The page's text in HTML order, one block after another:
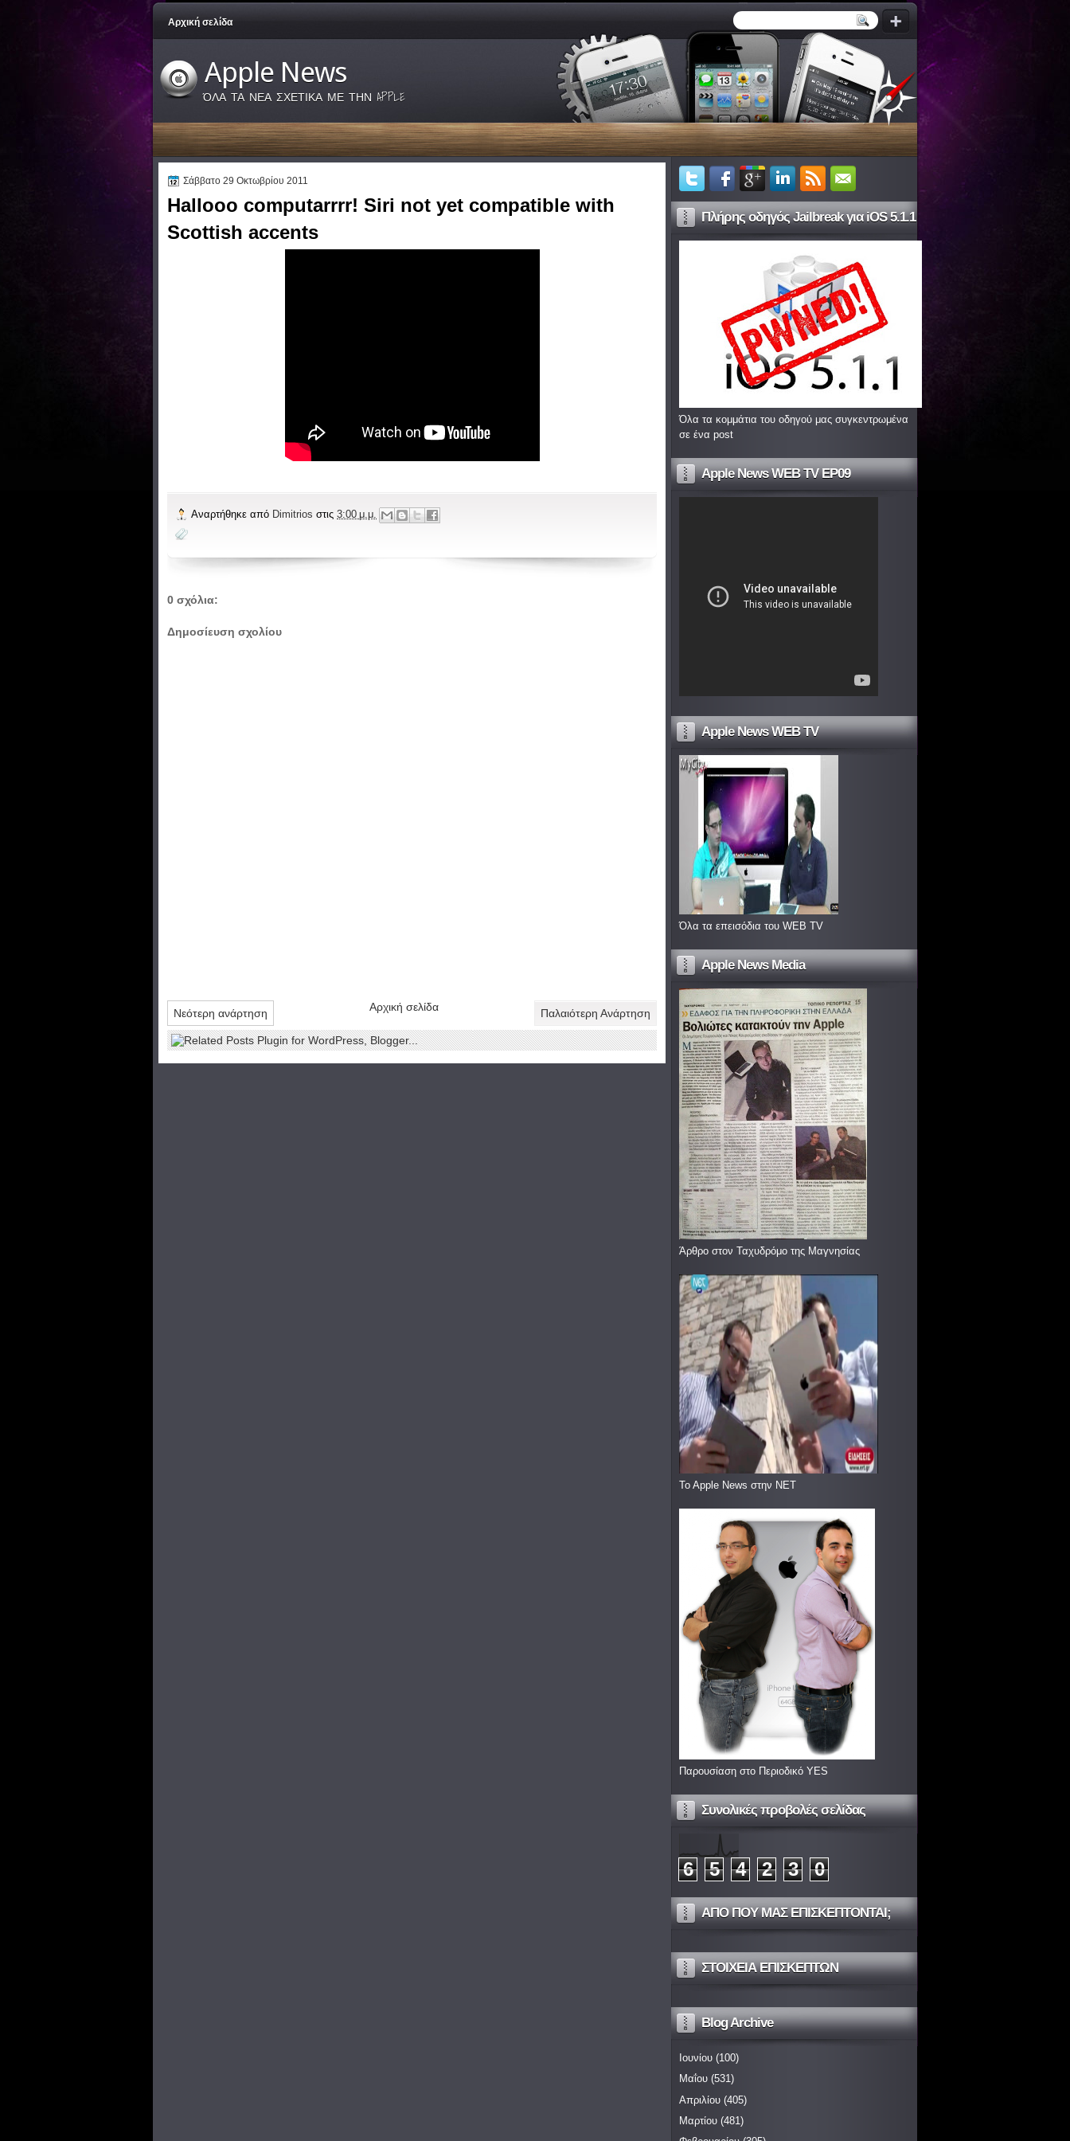
Αρχική σελίδα
Apple News
ΌΛΑ ΤΑ ΝΕΑ ΣΧΕΤΙΚΑ ΜΕ ΤΗΝ APPLE
Σάββατο 29 Οκτωβρίου 2011
Hallooo computarrrr! Siri not yet compatible with
Scottish accents
Αναρτήθηκε από Dimitrios στις 3:00 μ.μ.
0 σχόλια:
Δημοσίευση σχολίου
Νεότερη ανάρτηση Παλαιότερη Ανάρτηση
Αρχική σελίδα
Πλήρης οδηγός Jailbreak για iOS 5.1.1
Όλα τα κομμάτια του οδηγού μας συγκεντρωμένα
σε ένα post
Apple News WEB TV EP09
Apple News WEB TV
Όλα τα επεισόδια του WEB TV
Apple News Media
Άρθρο στον Ταχυδρόμο της Μαγνησίας
To Apple News στην ΝΕΤ
Παρουσίαση στο Περιοδικό YES
Συνολικές προβολές σελίδας
6 5 4 2 3 0
ΑΠΟ ΠΟΥ ΜΑΣ ΕΠΙΣΚΕΠΤΟΝΤΑΙ;
ΣΤΟΙΧΕΙΑ ΕΠΙΣΚΕΠΤΩΝ
Blog Archive
Ιουνίου (100)
Μαΐου (531)
Απριλίου (405)
Μαρτίου (481)